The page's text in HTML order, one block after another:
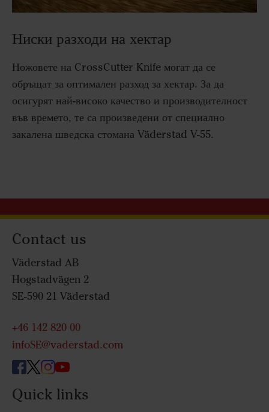
Ниски разходи на хектар
Ножовете на CrossCutter Knife могат да се
обръщат за оптимален разход за хектар. За да
осигурят най-високо качество и производителност
във времето, те са произведени от специално
закалена шведска стомана Väderstad V-55.
Contact us
Väderstad AB
Hogstadvägen 2
SE-590 21 Väderstad
+46 142 820 00
infoSE@vaderstad.com
Quick links